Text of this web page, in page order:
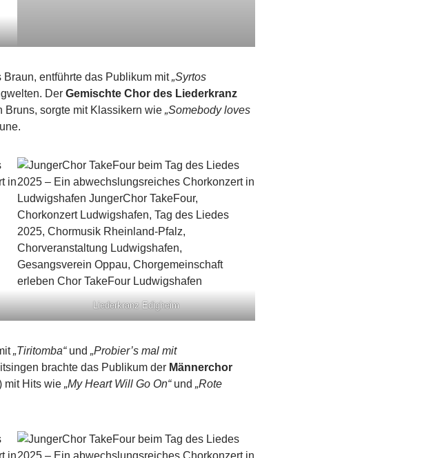
Braun, entführte das Publikum mit„Syrtos
Der Gemischte Chor des Liederkranz
Bruns, sorgte mit Klassikern wie „Somebody loves
Liederkranz Edigheim
„Tiritomba“und „Probier’s mal mit
brachte das Publikum der Männerchor
mit Hits wie „My Heart Will Go On“und „Rote